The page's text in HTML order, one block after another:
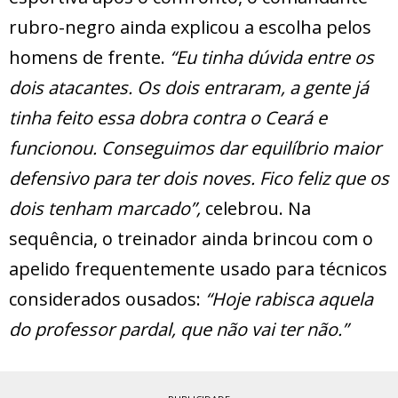
rubro-negro ainda explicou a escolha pelos
homens de frente. “Eu tinha dúvida entre os
dois atacantes. Os dois entraram, a gente já
tinha feito essa dobra contra o Ceará e
funcionou. Conseguimos dar equilíbrio maior
defensivo para ter dois noves. Fico feliz que os
dois tenham marcado”, celebrou. Na
sequência, o treinador ainda brincou com o
apelido frequentemente usado para técnicos
considerados ousados: “Hoje rabisca aquela
do professor pardal, que não vai ter não.”